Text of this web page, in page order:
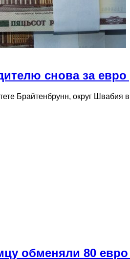
снова за евро
Брайтенбрунн, округ Швабия
обменяли 80